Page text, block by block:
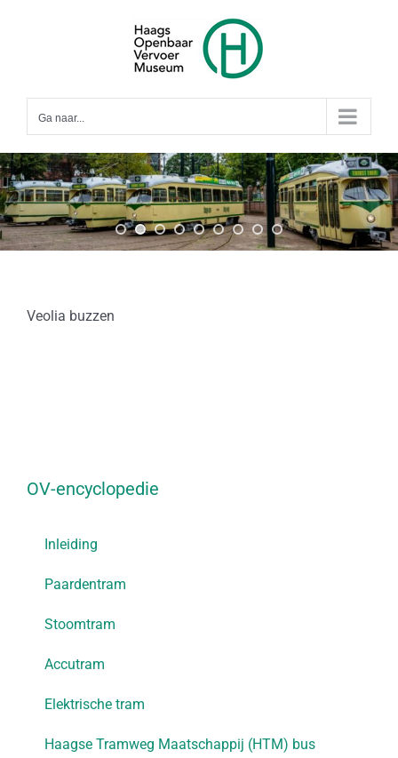
Ga naar...
Veolia buzzen
OV-encyclopedie
Inleiding
Paardentram
Stoomtram
Accutram
Elektrische tram
Haagse Tramweg Maatschappij (HTM) bus